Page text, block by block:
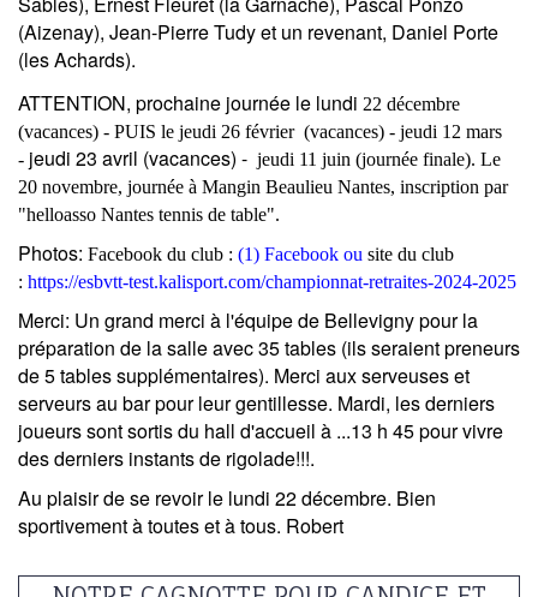
(Aizenay), Jean-Pierre Tudy et un revenant, Daniel Porte
(les Achards).
ATTENTION, prochaine journée le lundi 22 décembre
(vacances) - PUIS le jeudi 26 février (vacances) - jeudi 12 mars
- jeudi 23 avril (vacances) - jeudi 11 juin (journée finale). Le
20 novembre, journée à Mangin Beaulieu Nantes, inscription par
"helloasso Nantes tennis de table".
Photos: Facebook du club : (1) Facebook ou site du club
: https://esbvtt-test.kalisport.com/championnat-retraites-2024-2025
Merci: Un grand merci à l'équipe de Bellevigny pour la
préparation de la salle avec 35 tables (ils seraient preneurs
de 5 tables supplémentaires). Merci aux serveuses et
serveurs au bar pour leur gentillesse. Mardi, les derniers
joueurs sont sortis du hall d'accueil à ...13 h 45 pour vivre
des derniers instants de rigolade!!!.
Au plaisir de se revoir le lundi 22 décembre. Bien
sportivement à toutes et à tous. Robert